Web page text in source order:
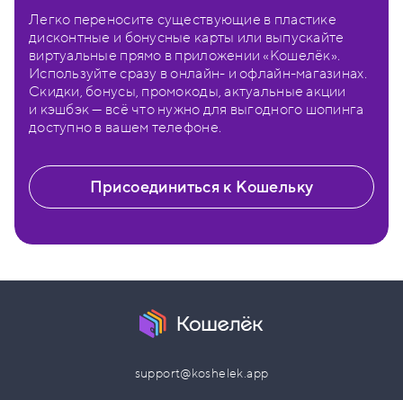
Легко переносите существующие в пластике
дисконтные и бонусные карты или выпускайте
виртуальные прямо в приложении «Кошелёк».
Используйте сразу в онлайн- и офлайн-магазинах.
Скидки, бонусы, промокоды, актуальные акции
и кэшбэк — всё что нужно для выгодного шопинга
доступно в вашем телефоне.
Присоединиться к Кошельку
support@koshelek.app